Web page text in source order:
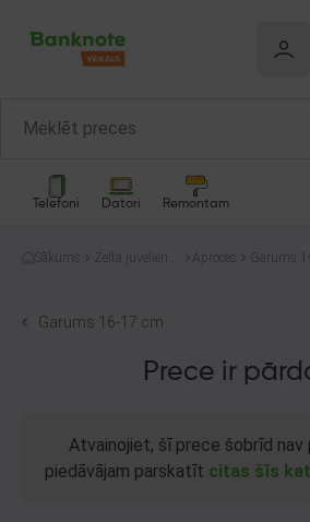
Telefoni Datori Remontam
Sākums
Zelta juvelierizs
Aproces
Garums
Garums 16-17 cm
Prece ir
Atvainojiet, šī prece šobrīd nav
piedāvājam parskatīt citas šīs